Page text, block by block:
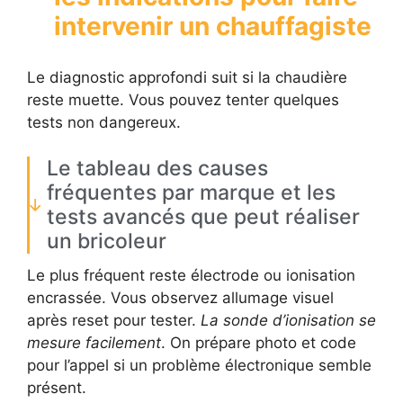
intervenir un chauffagiste
Le diagnostic approfondi suit si la chaudière
reste muette. Vous pouvez tenter quelques
tests non dangereux.
Le tableau des causes
fréquentes par marque et les
tests avancés que peut réaliser
un bricoleur
Le plus fréquent reste électrode ou ionisation
encrassée. Vous observez allumage visuel
après reset pour tester. La sonde d’ionisation se
mesure facilement. On prépare photo et code
pour l’appel si un problème électronique semble
présent.